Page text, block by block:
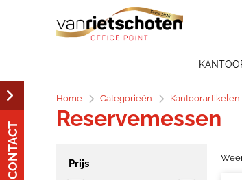
Home Categorieën Kantoorartikelen
Reservemessen
Prijs
CONTACT